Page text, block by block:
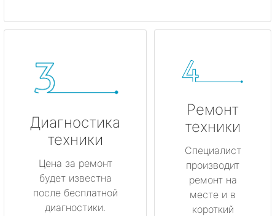
Диагностика
техники
Цена за ремонт
будет известна
после бесплатной
диагностики.
Ремонт
техники
Специалист
производит
ремонт на
месте и в
короткий